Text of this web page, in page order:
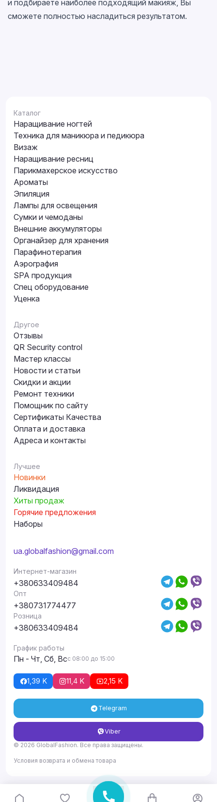
и подбираете наиболее подходящий макияж, Вы
сможете полностью насладиться результатом.
Каталог
Наращивание ногтей
Техника для маникюра и педикюра
Визаж
Наращивание ресниц
Парикмахерское искусство
Ароматы
Эпиляция
Лампы для освещения
Сумки и чемоданы
Внешние аккумуляторы
Органайзер для хранения
Парафинотерапия
Аэрография
SPA продукция
Спец оборудование
Уценка
Другое
Отзывы
QR Security control
Мастер классы
Новости и статьи
Скидки и акции
Ремонт техники
Помощник по сайту
Сертификаты Качества
Оплата и доставка
Адреса и контакты
Лучшее
Новинки
Ликвидация
Хиты продаж
Горячие предложения
Наборы
ua.globalfashion@gmail.com
Интернет-магазин
+380633409484
Опт
+380731774477
Розница
+380633409484
График работы
Пн - Чт, Сб, Всс 08:00 до 15:00
1,39 K 11,4 K 2,15 K
Telegram
Viber
© 2026 GlobalFashion. Все права защищены.
Условия возврата и обмена товара